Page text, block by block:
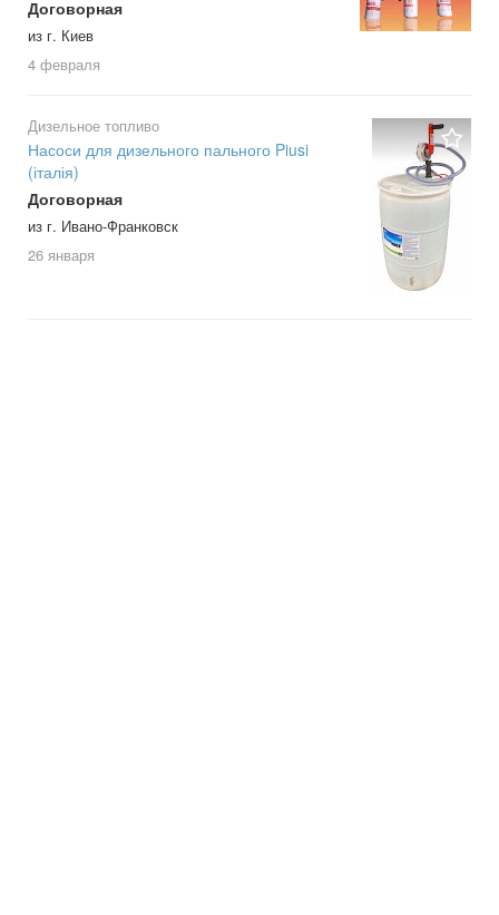
Договорная
из г. Киев
4 февраля
Дизельное топливо
Насоси для дизельного пального Piusi
(італія)
Договорная
из г. Ивано-Франковск
26 января